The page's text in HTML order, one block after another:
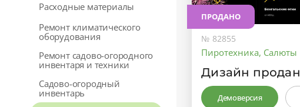
Расходные материалы
Ремонт климатического
оборудования
Ремонт садово-огородного
инвентаря и техники
Садово-огородный
инвентарь
ПРОДАНО
№ 82855
Пиротехника, Салюты
Дизайн продан
Демоверсия